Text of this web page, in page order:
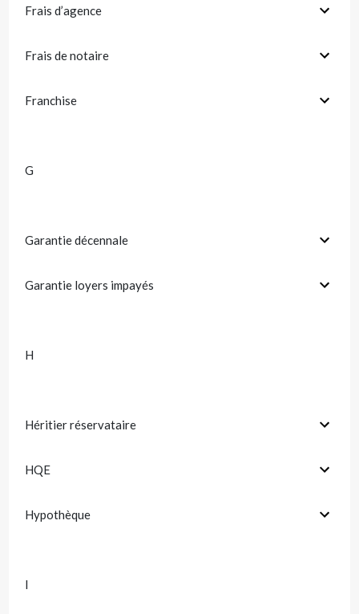
Frais d’agence
Frais de notaire
Franchise
G
Garantie décennale
Garantie loyers impayés
H
Héritier réservataire
HQE
Hypothèque
I